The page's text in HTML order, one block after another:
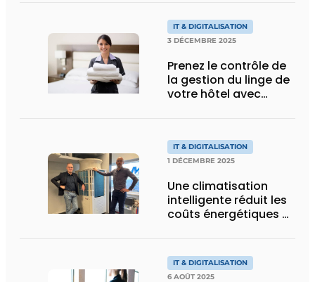
IT & DIGITALISATION
3 DÉCEMBRE 2025
Prenez le contrôle de
la gestion du linge de
votre hôtel avec
IT & DIGITALISATION
1 DÉCEMBRE 2025
Une climatisation
intelligente réduit les
coûts énergétiques et
IT & DIGITALISATION
6 AOÛT 2025